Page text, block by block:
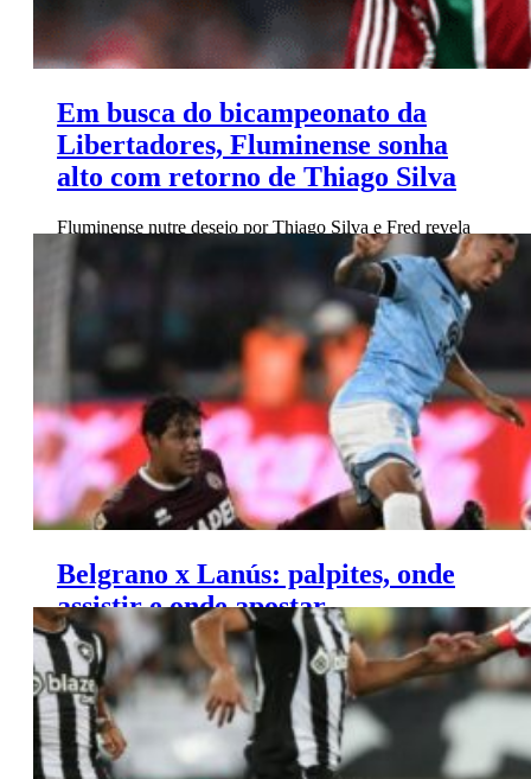
Em busca do bicampeonato da
Libertadores, Fluminense sonha
alto com retorno de Thiago Silva
Fluminense nutre desejo por Thiago Silva e Fred revela
contatos frequentes com o jogador. Preparação segue
intensa para a Libertadores.
Belgrano x Lanús: palpites, onde
assistir e onde apostar –
Campeonato argentino (20/03)